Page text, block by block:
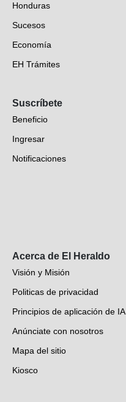
Honduras
Sucesos
Economía
EH Trámites
EH Verifica
Fotogalerías
Deportes
Videos
Suscríbete
Beneficio
Ingresar
Notificaciones
Acerca de El Heraldo
Visión y Misión
Politicas de privacidad
Principios de aplicación de IA
Anúnciate con nosotros
Mapa del sitio
Kiosco